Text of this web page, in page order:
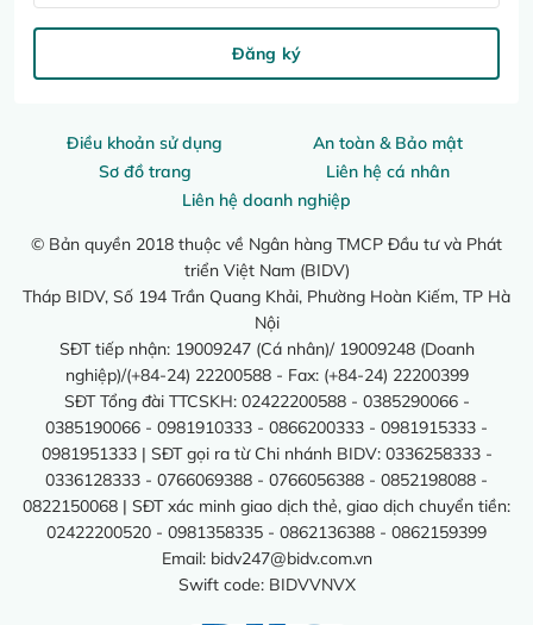
Điều khoản sử dụng
An toàn & Bảo mật
Sơ đồ trang
Liên hệ cá nhân
Liên hệ doanh nghiệp
© Bản quyền 2018 thuộc về Ngân hàng TMCP Đầu tư và Phát
triển Việt Nam (BIDV)
Tháp BIDV, Số 194 Trần Quang Khải, Phường Hoàn Kiếm, TP Hà
Nội
SĐT tiếp nhận: 19009247 (Cá nhân)/ 19009248 (Doanh
nghiệp)/(+84-24) 22200588 - Fax: (+84-24) 22200399
SĐT Tổng đài TTCSKH: 02422200588 - 0385290066 -
0385190066 - 0981910333 - 0866200333 - 0981915333 -
0981951333 | SĐT gọi ra từ Chi nhánh BIDV: 0336258333 -
0336128333 - 0766069388 - 0766056388 - 0852198088 -
0822150068 | SĐT xác minh giao dịch thẻ, giao dịch chuyển tiền:
02422200520 - 0981358335 - 0862136388 - 0862159399
Email: bidv247@bidv.com.vn
Swift code: BIDVVNVX
Đăng ký